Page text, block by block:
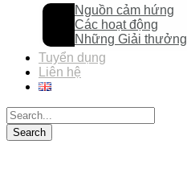
Nguồn cảm hứng
Các hoạt động
Những Giải thưởng
Tuyển dụng
Liên hệ